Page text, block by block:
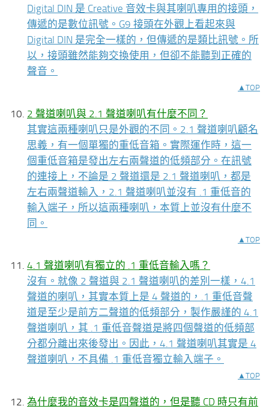
Digital DIN 是 Creative 音效卡與其喇叭專用的接頭，
傳遞的是數位訊號。G9 接頭在外觀上看起來與
Digital DIN 是完全一樣的，但傳遞的是類比訊號。所
以，接頭雖然能夠交換使用，但卻不能聽到正確的
聲音。
▲TOP
2 聲道喇叭與 2.1 聲道喇叭有什麼不同？
其實這兩種喇叭只是外觀的不同。2.1 聲道喇叭顧名
思義，有一個單獨的重低音箱。實際運作時，這一
個重低音箱是發出左右兩聲道的低頻部分。在訊號
的連接上，不論是 2 聲道還是 2.1 聲道喇叭，都是
左右兩聲道輸入，2.1 聲道喇叭並沒有 .1 重低音的
輸入端子，所以這兩種喇叭，本質上並沒有什麼不
同。
▲TOP
4.1 聲道喇叭有獨立的 .1 重低音輸入嗎？
沒有。就像 2 聲道與 2.1 聲道喇叭的差別一樣，4.1
聲道的喇叭，其實本質上是 4 聲道的，.1 重低音聲
道是至少是前方二聲道的低頻部分，製作嚴謹的 4.1
聲道喇叭，其 .1 重低音聲道是將四個聲道的低頻部
分都分離出來後發出。因此，4.1 聲道喇叭其實是 4
聲道喇叭，不具備 .1 重低音獨立輸入端子。
▲TOP
為什麼我的音效卡是四聲道的，但是聽 CD 時只有前